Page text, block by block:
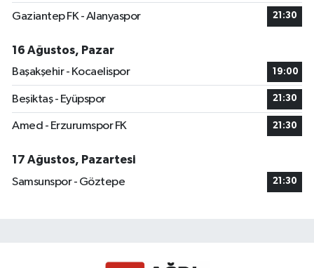
Gaziantep FK - Alanyaspor 21:30
16 Ağustos, Pazar
Başakşehir - Kocaelispor
19:00
Beşiktaş - Eyüpspor 21:30
Amed - Erzurumspor FK 21:30
17 Ağustos, Pazartesi
Samsunspor - Göztepe
21:30